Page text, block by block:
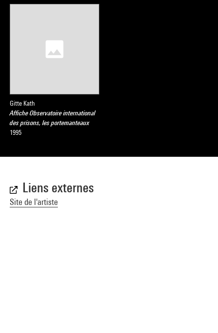
Gitte Kath
Affiche Observatoire international
des prisons, les portemanteaux
1995
Liens externes
Site de l'artiste